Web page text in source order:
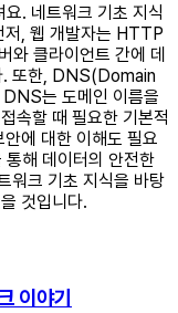
요. 네트워크 기초 지식
저, 웹 개발자는 HTTP
와 클라이언트 간에 데
. 또한, DNS(Domain
는 도메인 이름을
속할 때 필요한 기본적
에 대한 이해도 필요
해 데이터의 안전한
워크 기초 지식을 바탕
것입니다.
이야기